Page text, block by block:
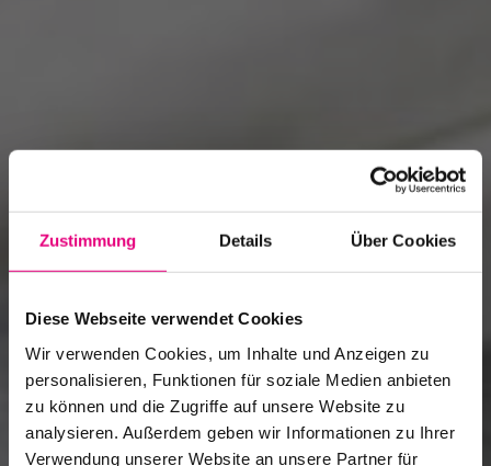
Zustimmung Details Über Cookies
Diese Webseite verwendet Cookies
Wir verwenden Cookies, um Inhalte und Anzeigen zu
personalisieren, Funktionen für soziale Medien anbieten
zu können und die Zugriffe auf unsere Website zu
analysieren. Außerdem geben wir Informationen zu Ihrer
Verwendung unserer Website an unsere Partner für
Enjoy Jazz Magazin